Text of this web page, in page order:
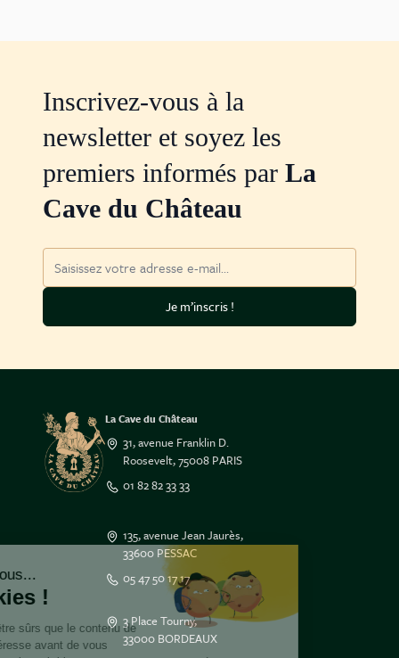
Salut c'est nous...
les Cookies !
On a attendu d'être sûrs que le contenu de
ce site vous intéresse avant de vous
Inscrivez-vous à la
newsletter et soyez les
premiers informés par La
Cave du Château
Adresse mail
Je m’inscris !
La Cave du Château
31, avenue Franklin D.
Roosevelt, 75008 PARIS
01 82 82 33 33
135, avenue Jean Jaurès,
33600 PESSAC
05 47 50 17 17
3 Place Tourny,
33000 BORDEAUX